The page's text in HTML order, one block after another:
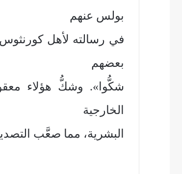
بولس عنهم
في رسالته لأهل
بعضهم
شكُّوا». وشكُّ هؤلاء
الخارجية
البشرية، مما صعَّب